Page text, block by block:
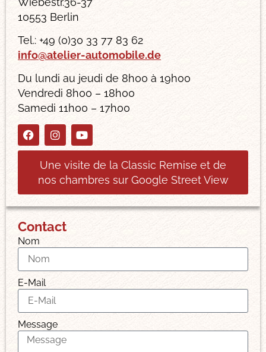
10553 Berlin
Tel.: +49 (0)30 33 77 83 62
info@atelier-automobile.de
Du lundi au jeudi de 8h00 à 19h00
Vendredi 8h00 – 18h00
Samedi 11h00 – 17h00
Une visite de la Classic Remise et de
nos chambres sur Google Street View
Contact
Nom
E-Mail
Message